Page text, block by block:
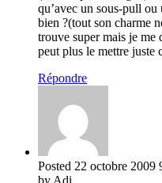
qu’avec un sous-pull
bien ?(tout son charme
trouve super mais je me
peut plus le mettre juste
Répondre
Posted 22 octobre 2009
by Adi